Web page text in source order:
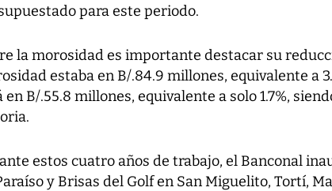
para este periodo.
la morosidad es importante destacar su
estaba en B/.84.9 millones, equivalente a
en B/.55.8 millones, equivalente a solo 1.7%,
estos cuatro años de trabajo, el Banconal
y Brisas del Golf en San Miguelito, Tortí,